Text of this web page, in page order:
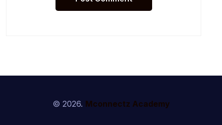
© 2026. Mconnectz Academy